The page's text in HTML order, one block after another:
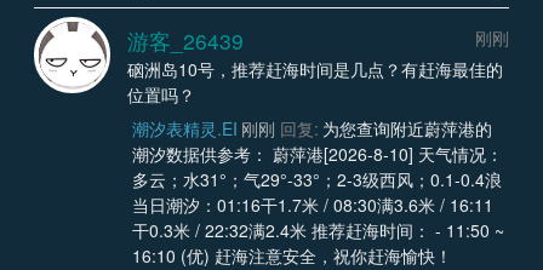
游客_26439
刚刚
硇洲岛10号，推荐赶海时间是几点？有赶海最佳的
位置吗？
潮汐表精灵.EI 刚刚 回复: 为您查询附近蔚萍港的
潮汐数据供参考： 蔚萍港[2026-8-10] 天气情况：
多云；水31°；气29°-33°；2-3级西风；0.1-0.4浪
当日潮汐：01:16干1.7米 / 08:30满3.6米 / 16:11
干0.3米 / 22:32满2.4米 推荐赶海时间： - 11:50 ~
16:10 (优) 赶海注意安全，祝你赶海愉快！